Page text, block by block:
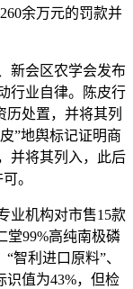
余万元的罚款并
新会区农学会发布
行业自律。陈皮行
历处置，并将其列
”地舆标记证明商
并将其列入，此后
。
机构对市售15款
堂99%高纯南极磷
智利进口原料”、
识值为43%，但检